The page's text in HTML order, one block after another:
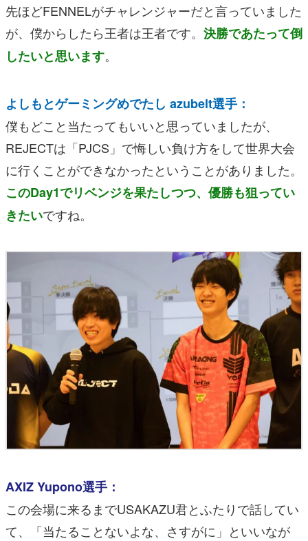
先ほどFENNELがチャレンジャーだと言っていました
が、僕からしたら王者は王者です。 決勝であたって倒
したいと思います。
よしもとゲーミングめでたし azubelt選手：
僕もどこと当たってもいいと思っていましたが、
REJECTは「PJCS」で悔しい負け方をして世界大会
に行くことができなかったということがありました。
このDay1でリベンジを果たしつつ、優勝も狙ってい
きたいですね。
AXIZ Yupono選手：
この会場に来るまでUSAKAZU君とふたりで話してい
て、「当たることないよな、さすがに」といいなが